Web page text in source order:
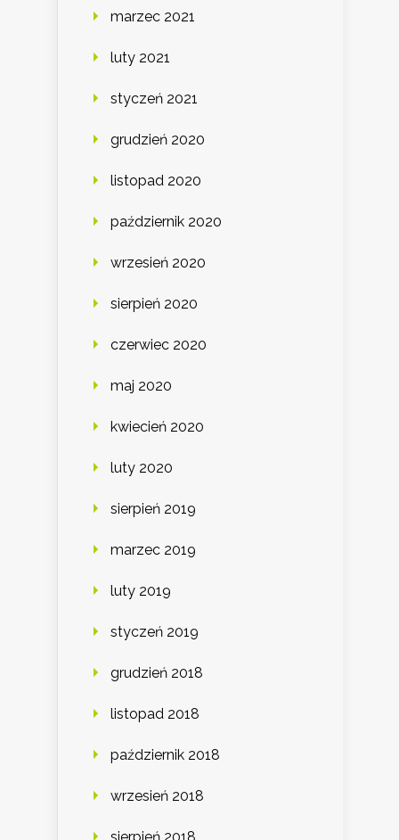
marzec 2021
luty 2021
styczeń 2021
grudzień 2020
listopad 2020
październik 2020
wrzesień 2020
sierpień 2020
czerwiec 2020
maj 2020
kwiecień 2020
luty 2020
sierpień 2019
marzec 2019
luty 2019
styczeń 2019
grudzień 2018
listopad 2018
październik 2018
wrzesień 2018